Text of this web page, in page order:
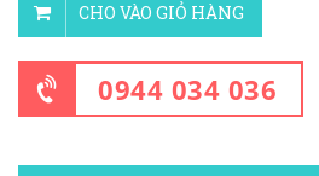
CHO VÀO GIỎ HÀNG
0944 034 036